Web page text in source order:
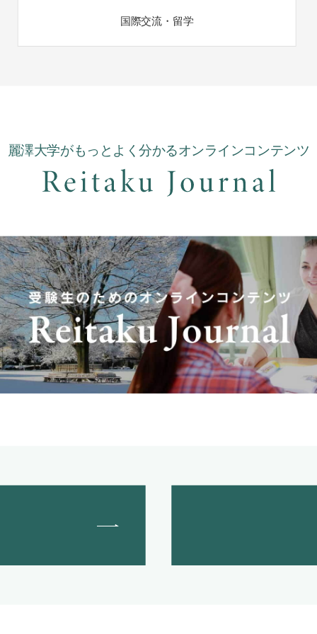
国際交流・留学
麗澤大学がもっとよく分かるオンラインコンテンツ